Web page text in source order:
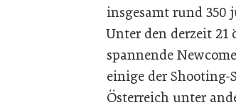
insgesamt rund 350
Unter den derzeit
spannende
einige der Shooting-
Österreich unter